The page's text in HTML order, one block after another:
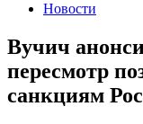
Новости
Вучич
пересмотр
санкциям